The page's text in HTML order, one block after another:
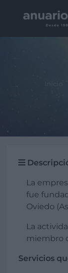
La
fue
Oviedo
La
miembro
Servicios